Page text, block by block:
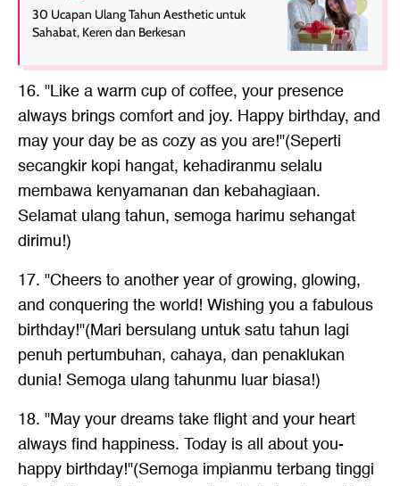
30 Ucapan Ulang Tahun Aesthetic untuk
Sahabat, Keren dan Berkesan
16. "Like a warm cup of coffee, your presence
always brings comfort and joy. Happy birthday, and
may your day be as cozy as you are!"(Seperti
secangkir kopi hangat, kehadiranmu selalu
membawa kenyamanan dan kebahagiaan.
Selamat ulang tahun, semoga harimu sehangat
dirimu!)
17. "Cheers to another year of growing, glowing,
and conquering the world! Wishing you a fabulous
birthday!"(Mari bersulang untuk satu tahun lagi
penuh pertumbuhan, cahaya, dan penaklukan
dunia! Semoga ulang tahunmu luar biasa!)
18. "May your dreams take flight and your heart
always find happiness. Today is all about you-
happy birthday!"(Semoga impianmu terbang tinggi